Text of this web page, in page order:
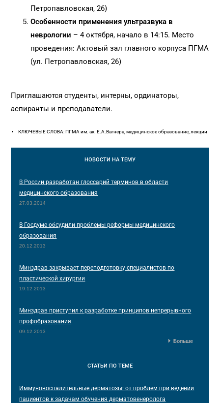
Петропавловская, 26)
Особенности применения ультразвука в
неврологии – 4 октября, начало в 14:15. Место
проведения: Актовый зал главного корпуса ПГМА
(ул. Петропавловская, 26)
Приглашаются студенты, интерны, ординаторы,
аспиранты и преподаватели.
КЛЮЧЕВЫЕ СЛОВА: ПГМА им. ак. Е.А.Вагнера, медицинское образование, лекции
НОВОСТИ НА ТЕМУ
В России разработан глоссарий терминов в области
медицинского образования
27.03.2014
В Госдуме обсудили проблемы реформы медицинского
образования
20.12.2013
Минздрав закрывает переподготовку специалистов по
пластической хирургии
19.12.2013
Минздрав приступил к разработке принципов непрерывного
профобразования
09.12.2013
Больше
СТАТЬИ ПО ТЕМЕ
Иммуновоспалительные дерматозы: от проблем при ведении
пациентов к задачам обучения дерматовенеролога